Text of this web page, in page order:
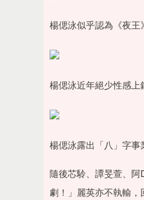
楊偲泳似乎認為《夜王
楊偲泳近年絕少性感上
楊偲泳露出「八」字事
隨後芯駖、譚旻萱、
劇！」麗英亦不執輸